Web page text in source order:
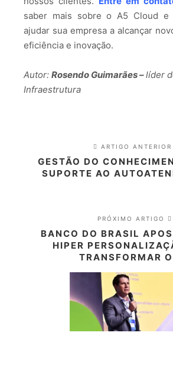
saber mais sobre o A5 Cloud e
ajudar sua empresa a alcançar
eficiência e inovação.
Autor: Rosendo Guimarães –líder
Infraestrutura
ARTIGO ANTERIOR
GESTÃO DO
SUPORTE AO
PRÓXIMO ARTIGO
BANCO DO BRASIL
HIPER
TRANSFORMAR